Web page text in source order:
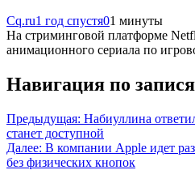
Cq.ru1 год спустя01 минуты
На стриминговой платформе
анимационного сериала по
Навигация по
Предыдущая: Набиуллина
станет доступной
Далее: В компании Apple идет
без физических кнопок